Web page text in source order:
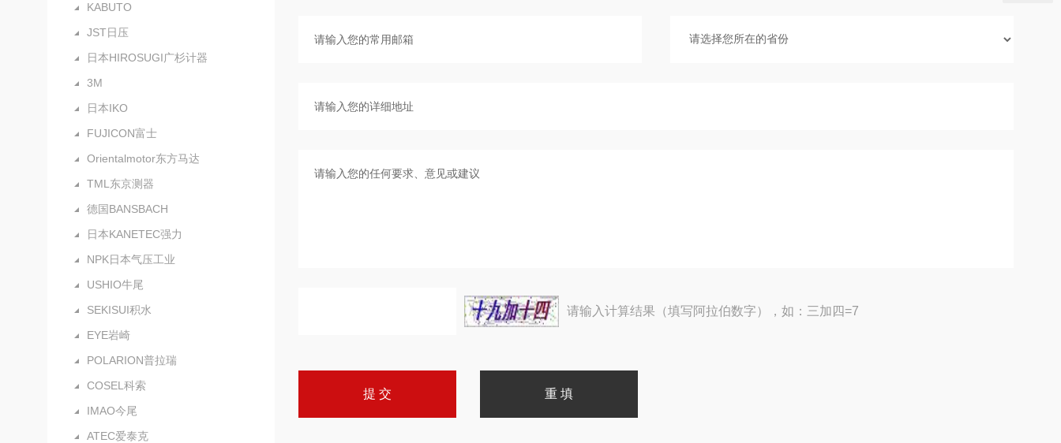
KABUTO
JST日压
日本HIROSUGI广杉计器
3M
日本IKO
FUJICON富士
Orientalmotor东方马达
TML东京测器
德国BANSBACH
日本KANETEC强力
NPK日本气压工业
USHIO牛尾
SEKISUI积水
EYE岩崎
POLARION普拉瑞
COSEL科索
IMAO今尾
ATEC爱泰克
请输入计算结果（填写阿拉伯数字），如：三加四=7